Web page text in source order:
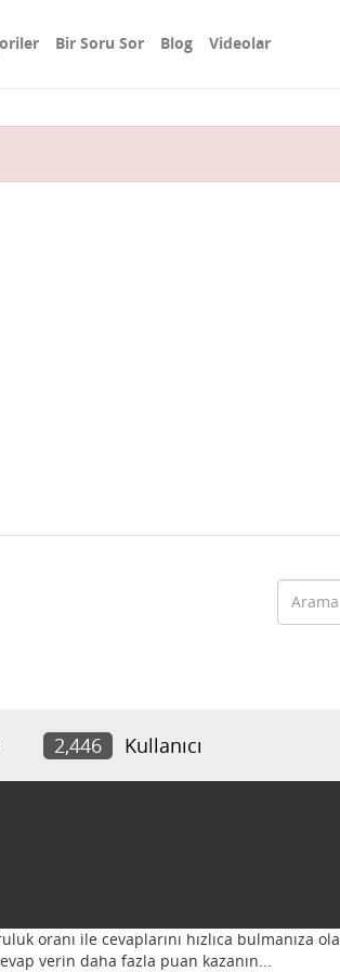
Bir Soru Sor Blog Videolar
2,446 Kullanıcı
oranı ile cevaplarını hızlıca bulmanıza
verin daha fazla puan kazanın...